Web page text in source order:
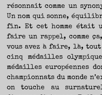
résonnait comme un
Un nom qui sonne,
fin. Et cet homme était
faire un rappel, comme
vous avez à faire, là, tout
cinq médailles
médailles européennes
championnats du monde
on touche au